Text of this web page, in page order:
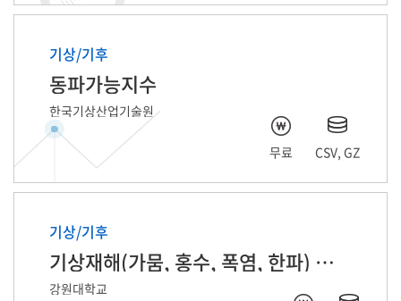
기상/기후
동파가능지수
한국기상산업기술원
무료 CSV, GZ
기상/기후
기상재해(가뭄, 홍수, 폭염, 한파) 피해기사 기반 자연어처리 데이터
강원대학교